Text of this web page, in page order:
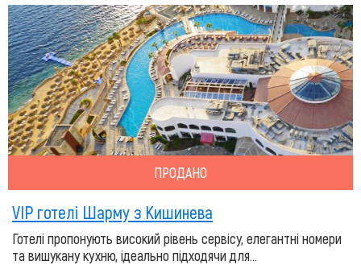
ПРОДАНО
VIP готелі Шарму з Кишинева
Готелі пропонують високий рівень сервісу, елегантні номери
та вишукану кухню, ідеально підходячи для...